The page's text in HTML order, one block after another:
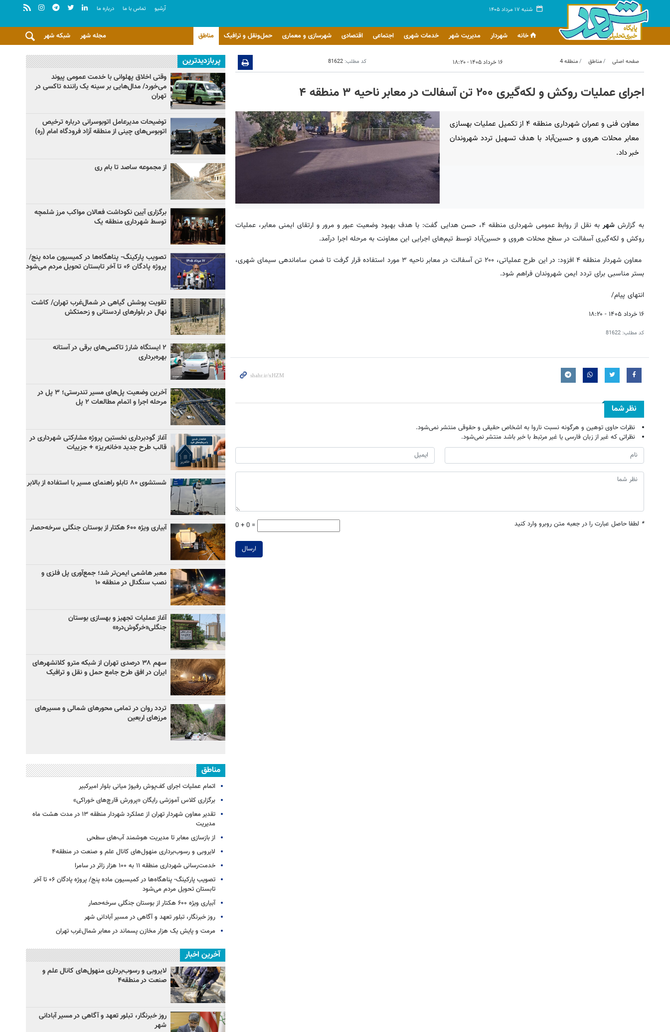
شنبه ۱۷ مرداد ۱۴۰۵ آرشيو تماس با ما درباره ما
خانه شهردار مدیریت شهر خدمات شهری اجتماعی اقتصادی شهرسازی و معماری حمل‌ونقل و ترافیک مناطق شبکه شهر مجله شهر
صفحه اصلی مناطق منطقه 4 ۱۶ خرداد ۱۴۰۵ - ۱۸:۲۰ کد مطلب: 81622
اجرای عملیات روکش و لکه‌گیری ۲۰۰ تن آسفالت در معابر ناحیه ۳ منطقه ۴
معاون فنی و عمران شهرداری منطقه ۴ از تکمیل عملیات بهسازی
معابر محلات هروی و حسین‌آباد با هدف تسهیل تردد شهروندان
خبر داد.
به گزارش شهر
به نقل از روابط عمومی شهرداری منطقه ۴، حسن هدایی گفت: با هدف بهبود وضعیت عبور و مرور و ارتقای ایمنی معابر، عملیات
روکش و لکه‌گیری آسفالت در سطح محلات هروی و حسین‌آباد توسط تیم‌های اجرایی این معاونت به مرحله اجرا درآمد.
معاون شهردار منطقه ۴ افزود: در این طرح عملیاتی، ۲۰۰ تن آسفالت در معابر ناحیه ۳ مورد استفاده قرار گرفت تا ضمن ساماندهی سیمای شهری،
بستر مناسبی برای تردد ایمن شهروندان فراهم شود.
انتهای پیام/
۱۶ خرداد ۱۴۰۵ - ۱۸:۲۰
کد مطلب: 81622
نظر شما
نظرات حاوی توهین و هرگونه نسبت ناروا به اشخاص حقیقی و حقوقی منتشر نمی‌شود.
نظراتی که غیر از زبان فارسی یا غیر مرتبط با خبر باشد منتشر نمی‌شود.
* لطفا حاصل عبارت را در جعبه متن روبرو وارد کنید 0 + 0 =
ارسال
پربازدیدترین
وقتی اخلاق پهلوانی با خدمت عمومی پیوند
می‌خورد/ مدال‌هایی بر سینه یک راننده تاکسی در
تهران
توضیحات مدیرعامل اتوبوسرانی درباره ترخیص
اتوبوس‌های چینی از منطقه آزاد فرودگاه امام (ره)
از مجموعه ساصد تا بام ری
برگزاری آیین نکوداشت فعالان مواکب مرز شلمچه
توسط شهرداری منطقه یک
تصویب پارکینگ- پناهگاه‌ها در کمیسیون ماده پنج/
پروژه پادگان ۰۶ تا آخر تابستان تحویل مردم می‌شود
تقویت پوشش گیاهی در شمال‌غرب تهران/ کاشت
نهال در بلوارهای اردستانی و زحمتکش
۲ ایستگاه شارژ تاکسی‌های برقی در آستانه
بهره‌برداری
آخرین وضعیت پل‌های مسیر تندرستی؛ ۳ پل در
مرحله اجرا و اتمام مطالعات ۲ پل
آغاز گودبرداری نخستین پروژه مشارکتی شهرداری در
قالب طرح جدید «خانه‌ریز» + جزییات
شستشوی ۸۰ تابلو راهنمای مسیر با استفاده از بالابر
آبیاری ویژه ۶۰۰ هکتار از بوستان جنگلی سرخه‌حصار
معبر هاشمی ایمن‌تر شد؛ جمع‌آوری پل فلزی و
نصب سنگدال در منطقه ۱۰
آغاز عملیات تجهیز و بهسازی بوستان
جنگلی«خرگوش‌دره»
سهم ۳۸ درصدی تهران از شبکه مترو کلانشهرهای
ایران در افق طرح جامع حمل و نقل و ترافیک
تردد روان در تمامی محورهای شمالی و مسیرهای
مرزهای اربعین
مناطق
اتمام عملیات اجرای کف‌پوش رفیوژ میانی بلوار امیرکبیر
برگزاری کلاس آموزشی رایگان «پرورش قارچ‌های خوراکی»
تقدیر معاون شهردار تهران از عملکرد شهردار منطقه ۱۳ در مدت هشت ماه
مدیریت
از بازسازی معابر تا مدیریت هوشمند آب‌های سطحی
لایروبی و رسوب‌برداری منهول‌های کانال علم و صنعت در منطقه۴
خدمت‌رسانی شهرداری منطقه ۱۱ به ۱۰۰ هزار زائر در سامرا
تصویب پارکینگ- پناهگاه‌ها در کمیسیون ماده پنج/ پروژه پادگان ۰۶ تا آخر
تابستان تحویل مردم می‌شود
آبیاری ویژه ۶۰۰ هکتار از بوستان جنگلی سرخه‌حصار
روز خبرنگار، تبلور تعهد و آگاهی در مسیر آبادانی شهر
مرمت و پایش یک هزار مخازن پسماند در معابر شمال‌غرب تهران
آخرین اخبار
لایروبی و رسوب‌برداری منهول‌های کانال علم و
صنعت در منطقه۴
روز خبرنگار، تبلور تعهد و آگاهی در مسیر آبادانی
شهر